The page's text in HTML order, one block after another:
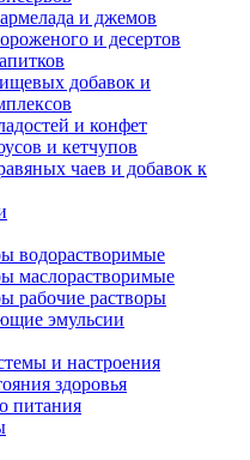
и джемов
и десертов
добавок и
и конфет
и кетчупов
чаев и добавок к
водорастворимые
маслорастворимые
рабочие растворы
эмульсии
и настроения
здоровья
питания